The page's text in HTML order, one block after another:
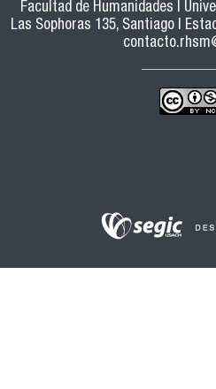
Facultad de Humanidades |
Las Sophoras 135, Santiago |